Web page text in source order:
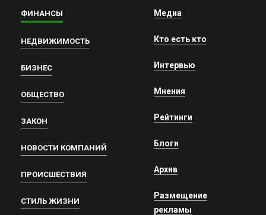
ФИНАНСЫ
НЕДВИЖИМОСТЬ
БИЗНЕС
ОБЩЕСТВО
ЗАКОН
НОВОСТИ КОМПАНИЙ
ПРОИСШЕСТВИЯ
СТИЛЬ ЖИЗНИ
Медиа
Кто есть кто
Интервью
Мнения
Рейтинги
Блоги
Архив
Размещение
рекламы